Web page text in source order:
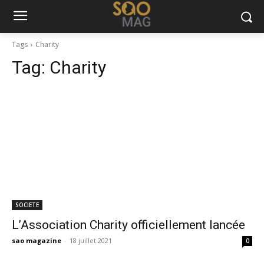
Tags Charity
Tag: Charity
SOCIETE
L’Association Charity officiellement lancée
sao magazine - 18 juillet 2021 0